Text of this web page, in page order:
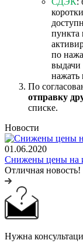
пункта
по
выдачи
нажать
По
отправку
списке.
Новости
01.06.2020
Снижены цены на
Отличная новость!
Нужна